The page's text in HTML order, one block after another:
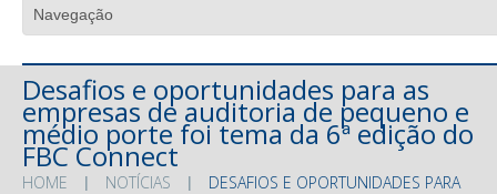
Desafios e oportunidades para as
empresas de auditoria de pequeno e
médio porte foi tema da 6ª edição do
FBC Connect
HOME NOTÍCIAS
DESAFIOS E OPORTUNIDADES PARA